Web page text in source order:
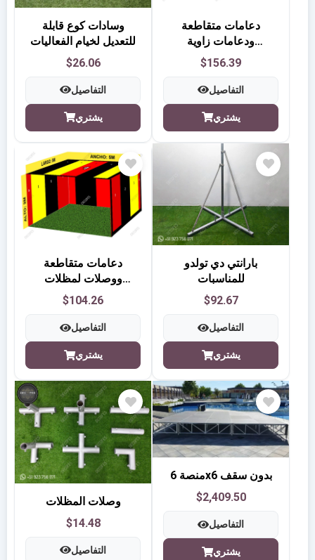
وسادات كوع قابلة
للتعديل لخيام الفعاليات
$26.06
التفاصيل
يشتري
دعامات متقاطعة
ودعامات زاوية
للمظلات الخاصة
بالفعاليات التي يبلغ
أمتار
$156.39
التفاصيل
يشتري
دعامات متقاطعة
ووصلات لمظلات
$104.26
التفاصيل
يشتري
بارانتي دي تولدو
للمناسبات
$92.67
التفاصيل
يشتري
وصلات المظلات
$14.48
التفاصيل
منصة 6x6 بدون سقف
$2,409.50
التفاصيل
يشتري